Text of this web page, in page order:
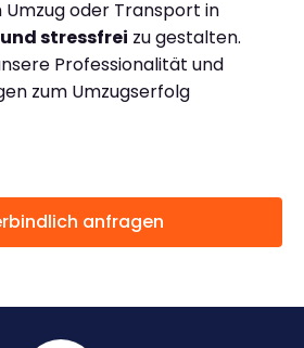
Umzug oder Transport in
stressfrei zu gestalten.
Professionalität und
zum Umzugserfolg
anfragen